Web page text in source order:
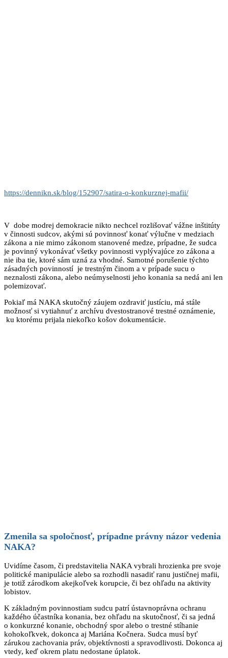
https://dennikn.sk/blog/152907/satira-o-konkurznej-mafii/
V dobe modrej demokracie nikto nechcel rozlišovať vážne inštitúty
v činnosti sudcov, akými sú povinnosť konať výlučne v medziach
zákona a nie mimo zákonom stanovené medze, prípadne, že sudca
je povinný vykonávať všetky povinnosti vyplývajúce zo zákona a
nie iba tie, ktoré sám uzná za vhodné. Samotné porušenie týchto
zásadných povinností je trestným činom a v prípade sucu o
neznalosti zákona, alebo neúmyselnosti jeho konania sa nedá ani len
polemizovať.
Pokiaľ má NAKA skutočný záujem ozdraviť justíciu, má stále
možnosť si vytiahnuť z archívu dvestostranové trestné oznámenie,
ku ktorému prijala niekoľko košov dokumentácie.
Zmenila sa spoločnosť, prípadne právny názor vedenia
NAKA?
Uvidíme časom, či predstavitelia NAKA vybrali hrozienka pre svoje
politické manipulácie alebo sa rozhodli nasadiť ranu justičnej mafii,
je totiž zárodkom akejkoľvek korupcie, či bez ohľadu na aktivity
lobistov.
K základným povinnostiam sudcu patrí ústavnoprávna ochranu
každého účastníka konania, bez ohľadu na skutočnosť, či sa jedná
o konkurzné konanie, obchodný spor alebo o trestné stíhanie
kohokoľkvek, dokonca aj Mariána Kočnera. Sudca musí byť
zárukou zachovania práv, objektívnosti a spravodlivosti. Dokonca aj
vtedy, keď okrem platu nedostane úplatok.